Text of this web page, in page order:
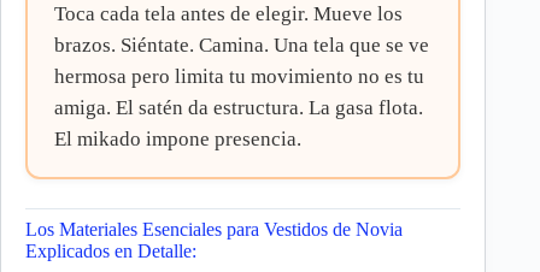
Toca cada tela antes de elegir. Mueve los
brazos. Siéntate. Camina. Una tela que se ve
hermosa pero limita tu movimiento no es tu
amiga. El satén da estructura. La gasa flota.
El mikado impone presencia.
Los Materiales Esenciales para Vestidos de Novia
Explicados en Detalle: